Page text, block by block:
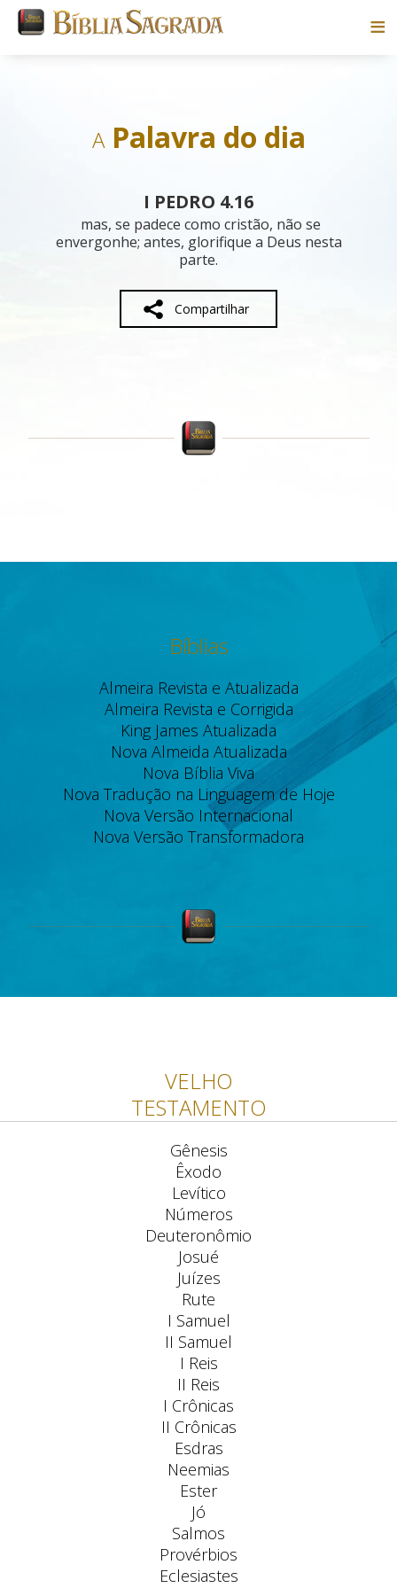
Blog
Parceiros
Sobre
APalavra do dia
I PEDRO 4.16
mas, se padece como cristão, não se
envergonhe; antes, glorifique a Deus nesta
parte.
Compartilhar
Bíblias
Almeira Revista e Atualizada
Almeira Revista e Corrigida
King James Atualizada
Nova Almeida Atualizada
Nova Bíblia Viva
Nova Tradução na Linguagem de Hoje
Nova Versão Internacional
Nova Versão Transformadora
VELHO
TESTAMENTO
Gênesis
Êxodo
Levítico
Números
Deuteronômio
Josué
Juízes
Rute
I Samuel
II Samuel
I Reis
II Reis
I Crônicas
II Crônicas
Esdras
Neemias
Ester
Jó
Salmos
Provérbios
Eclesiastes